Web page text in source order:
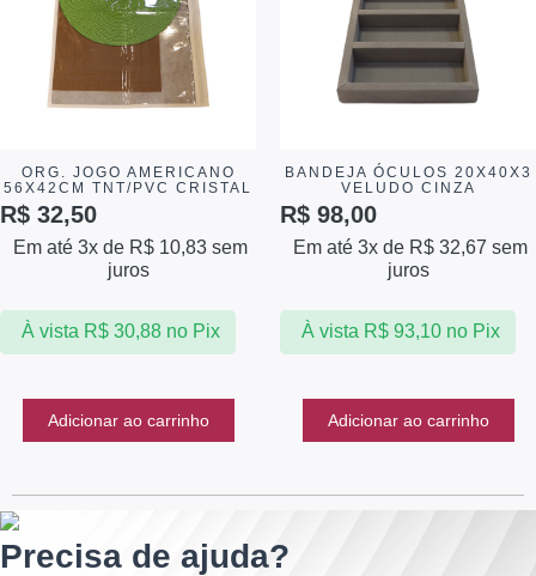
ORG. JOGO AMERICANO
56X42CM TNT/PVC CRISTAL
R$ 32,50
Em até 3x de R$ 10,83 sem
juros
À vista R$30,88 no Pix
Adicionar ao carrinho
BANDEJA ÓCULOS 20X40X3
VELUDO CINZA
R$ 98,00
Em até 3x de R$ 32,67 sem
juros
À vista R$93,10 no Pix
Adicionar ao carrinho
Precisa de ajuda?